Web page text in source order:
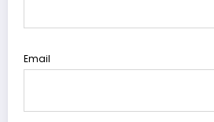
Email